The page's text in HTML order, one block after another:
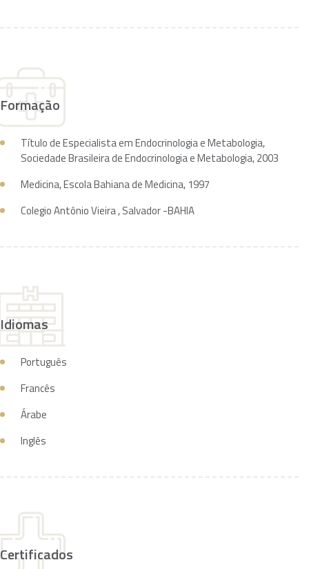
Formação
Título de Especialista em Endocrinologia e Metabologia,
Sociedade Brasileira de Endocrinologia e Metabologia, 2003
Medicina, Escola Bahiana de Medicina, 1997
Colegio Antônio Vieira , Salvador -BAHIA
Idiomas
Português
Francês
Árabe
Inglês
Certificados